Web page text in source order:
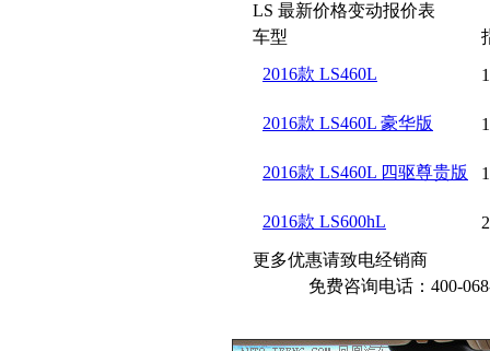
LS 最新价格变动报价表
车型
2016款 LS460L
2016款 LS460L 豪华版
2016款 LS460L 四驱尊贵版
2016款 LS600hL
更多优惠请致电经销商
免费咨询电话：400-